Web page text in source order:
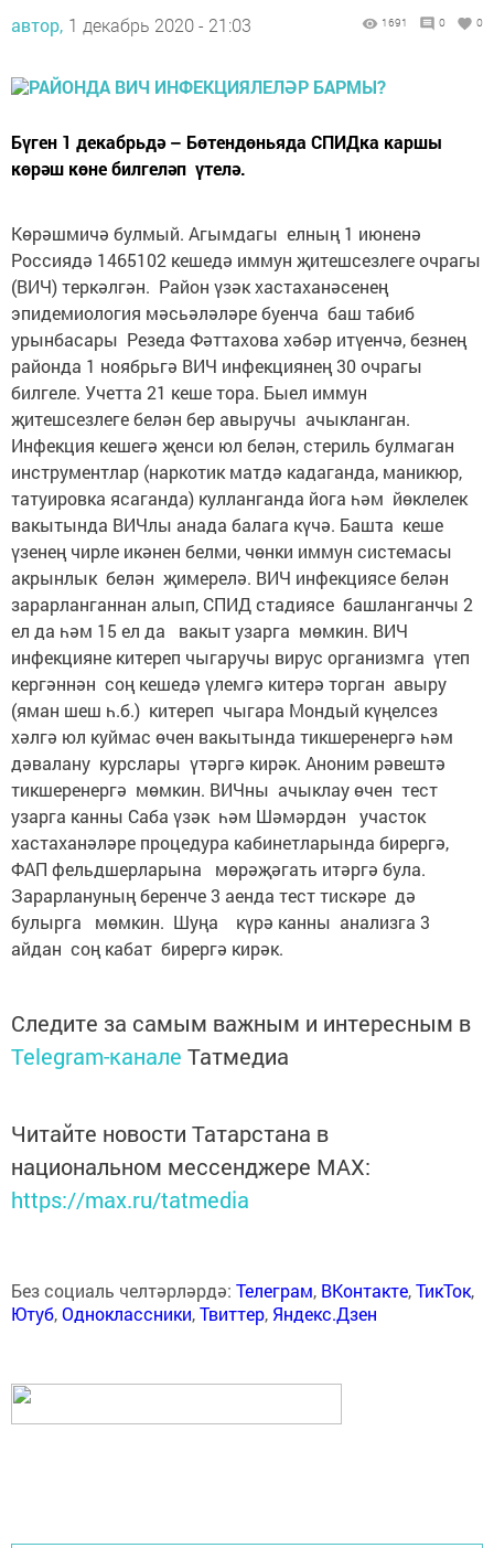
автор, 1 декабрь 2020 - 21:03 1691 0 0
Бүген 1 декабрьдә – Бөтендөньяда СПИДка каршы
көрәш көне билгеләп үтелә.
Көрәшмичә булмый. Агымдагы елның 1 июненә
Россиядә 1465102 кешедә иммун җитешсезлеге очрагы
(ВИЧ) теркәлгән. Район үзәк хастаханәсенең
эпидемиология мәсьәләләре буенча баш табиб
урынбасары Резеда Фәттахова хәбәр итүенчә, безнең
районда 1 ноябрьгә ВИЧ инфекциянең 30 очрагы
билгеле. Учетта 21 кеше тора. Быел иммун
җитешсезлеге белән бер авыручы ачыкланган.
Инфекция кешегә җенси юл белән, стериль булмаган
инструментлар (наркотик матдә кадаганда, маникюр,
татуировка ясаганда) кулланганда йога һәм йөклелек
вакытында ВИЧлы анада балага күчә. Башта кеше
үзенең чирле икәнен белми, чөнки иммун системасы
акрынлык белән җимерелә. ВИЧ инфекциясе белән
зарарланганнан алып, СПИД стадиясе башланганчы 2
ел да һәм 15 ел да вакыт узарга мөмкин. ВИЧ
инфекцияне китереп чыгаручы вирус организмга үтеп
кергәннән соң кешедә үлемгә китерә торган авыру
(яман шеш һ.б.) китереп чыгара Мондый күңелсез
хәлгә юл куймас өчен вакытында тикшеренергә һәм
дәвалану курслары үтәргә кирәк. Аноним рәвештә
тикшеренергә мөмкин. ВИЧны ачыклау өчен тест
узарга канны Саба үзәк һәм Шәмәрдән участок
хастаханәләре процедура кабинетларында бирергә,
ФАП фельдшерларына мөрәҗәгать итәргә була.
Зарарлануның беренче 3 аенда тест тискәре дә
булырга мөмкин. Шуңа күрә канны анализга 3
айдан соң кабат бирергә кирәк.
Следите за самым важным и интересным в
Telegram-канале Татмедиа
Читайте новости Татарстана в
национальном мессенджере MАХ:
https://max.ru/tatmedia
Без социаль челтәрләрдә: Телеграм, ВКонтакте,ТикТок,
Ютуб,Одноклассники,Твиттер, Яндекс.Дзен